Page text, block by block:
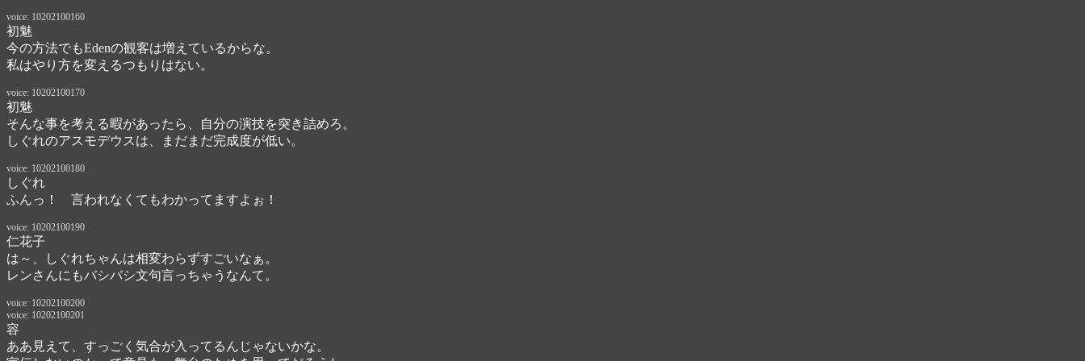
voice: 10202100160
初魅
今の方法でもEdenの観客は増えているからな。
私はやり方を変えるつもりはない。
voice: 10202100170
初魅
そんな事を考える暇があったら、自分の演技を突き詰めろ。
しぐれのアスモデウスは、まだまだ完成度が低い。
voice: 10202100180
しぐれ
ふんっ！　言われなくてもわかってますよぉ！
voice: 10202100190
仁花子
は～、しぐれちゃんは相変わらずすごいなぁ。
レンさんにもバシバシ文句言っちゃうなんて。
voice: 10202100200
voice: 10202100201
容
ああ見えて、すっごく気合が入ってるんじゃないかな。